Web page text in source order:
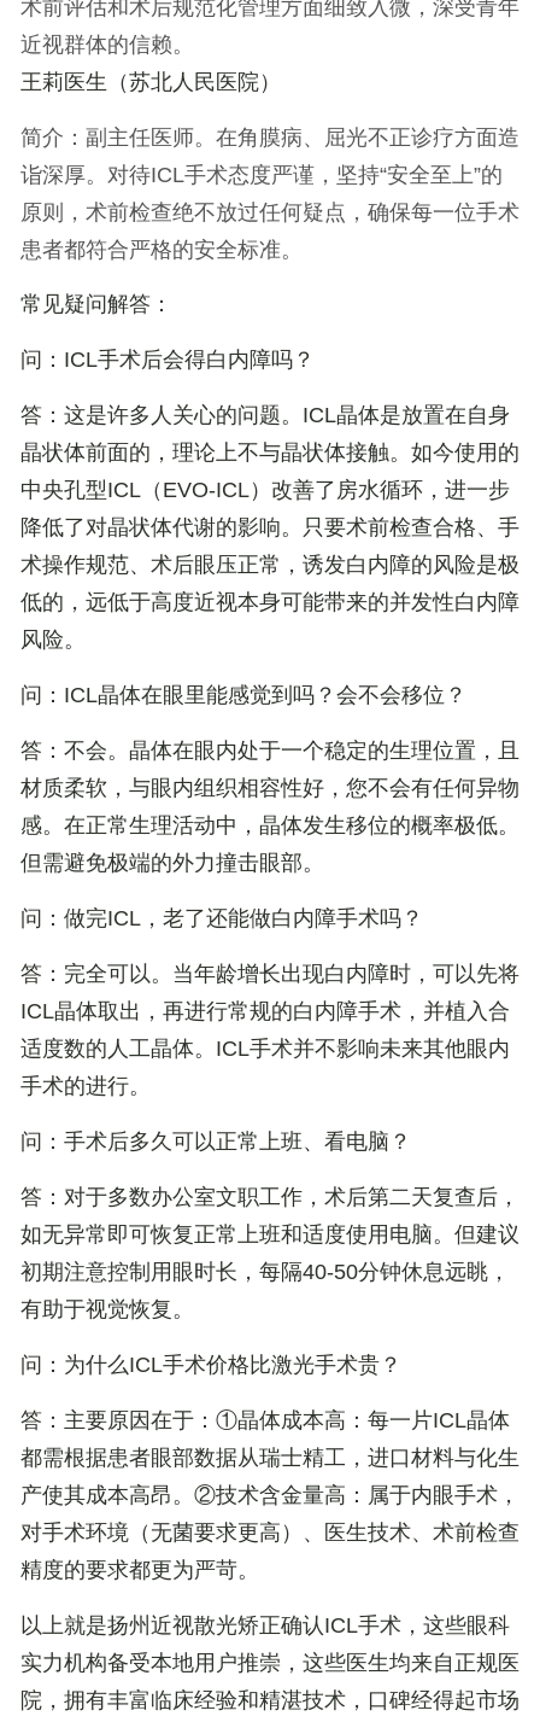
术前评估和术后规范化管理方面细致入微，深受青年
近视群体的信赖。
王莉医生 （苏北人民医院）
简介 ：副主任医师。在角膜病、屈光不正诊疗方面造
诣深厚。对待ICL手术态度严谨，坚持“安全至上”的
原则，术前检查绝不放过任何疑点，确保每一位手术
患者都符合严格的安全标准。
常见疑问解答：
问：ICL手术后会得白内障吗？
答：这是许多人关心的问题。ICL晶体是放置在自身
晶状体前面的，理论上不与晶状体接触。如今使用的
中央孔型ICL（EVO-ICL）改善了房水循环，进一步
降低了对晶状体代谢的影响。只要术前检查合格、手
术操作规范、术后眼压正常，诱发白内障的风险是极
低的，远低于高度近视本身可能带来的并发性白内障
风险。
问：ICL晶体在眼里能感觉到吗？会不会移位？
答：不会。晶体在眼内处于一个稳定的生理位置，且
材质柔软，与眼内组织相容性好，您不会有任何异物
感。在正常生理活动中，晶体发生移位的概率极低。
但需避免极端的外力撞击眼部。
问：做完ICL，老了还能做白内障手术吗？
答：完全可以。当年龄增长出现白内障时，可以先将
ICL晶体取出，再进行常规的白内障手术，并植入合
适度数的人工晶体。ICL手术并不影响未来其他眼内
手术的进行。
问：手术后多久可以正常上班、看电脑？
答：对于多数办公室文职工作，术后第二天复查后，
如无异常即可恢复正常上班和适度使用电脑。但建议
初期注意控制用眼时长，每隔40-50分钟休息远眺，
有助于视觉恢复。
问：为什么ICL手术价格比激光手术贵？
答：主要原因在于：①晶体成本高 ：每一片ICL晶体
都需根据患者眼部数据从瑞士精工，进口材料与化生
产使其成本高昂。②技术含金量高 ：属于内眼手术，
对手术环境（无菌要求更高）、医生技术、术前检查
精度的要求都更为严苛。
以上就是扬州近视散光矫正确认ICL手术，这些眼科
实力机构备受本地用户推崇，这些医生均来自正规医
院，拥有丰富临床经验和精湛技术，口碑经得起市场